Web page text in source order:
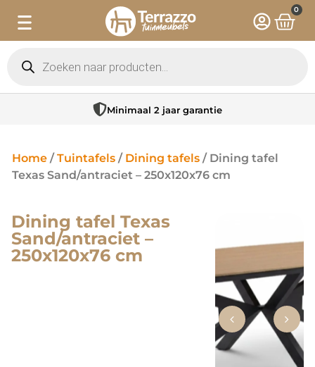
0
Minimaal 2 jaar garantie
Home /Tuintafels / Dining tafels / Dining tafel
Texas Sand/antraciet – 250x120x76 cm
Dining tafel Texas
Sand/antraciet –
250x120x76 cm